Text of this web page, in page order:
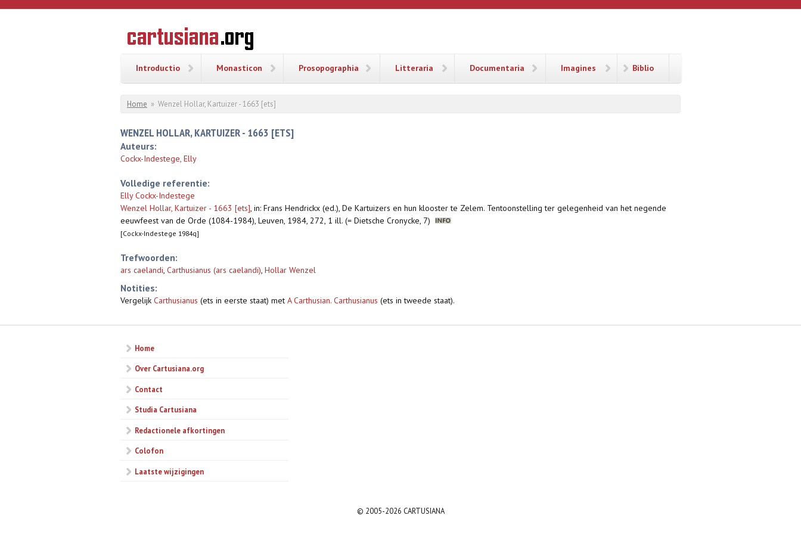
Overslaan en naar de inhoud gaan
CARTUSIANA
Geschiedenis
van de
Introductio Monasticon Prosopographia Litteraria Documentaria Imagines Biblio
U bent hier
Home » Wenzel Hollar, Kartuizer - 1663 [ets]
WENZEL HOLLAR, KARTUIZER - 1663 [ETS]
Auteurs:
Cockx-Indestege, Elly
Volledige referentie:
Elly Cockx-Indestege
Wenzel Hollar, Kartuizer - 1663 [ets], in: Frans Hendrickx (ed.), De Kartuizers en hun klooster te Zelem. Tentoonstelling ter gelegenheid van het negende
eeuwfeest van de Orde (1084-1984), Leuven, 1984, 272, 1 ill. (= Dietsche Cronycke, 7)
[Cockx-Indestege 1984q]
Trefwoorden:
ars caelandi, Carthusianus (ars caelandi), Hollar Wenzel
Notities:
Vergelijk Carthusianus (ets in eerste staat) met A Carthusian. Carthusianus (ets in tweede staat).
Home
Over Cartusiana.org
Contact
Studia Cartusiana
Redactionele afkortingen
Colofon
Laatste wijzigingen
© 2005-2026 CARTUSIANA